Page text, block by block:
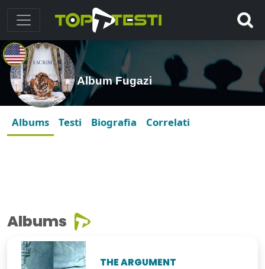
Album Fugazi
Albums Testi Biografia Correlati
Albums
THE ARGUMENT